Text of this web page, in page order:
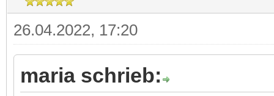
26.04.2022, 17:20
maria schrieb: